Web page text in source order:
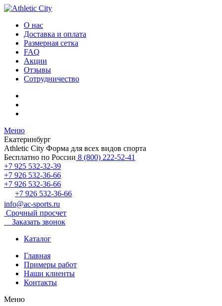
О нас
Доставка и оплата
Размерная сетка
FAQ
Акции
Отзывы
Сотрудничество
Меню
Екатеринбург
Athletic City Форма для всех видов спорта
Бесплатно по России 8 (800) 222-52-41
+7 925 532-32-39
+7 926 532-36-66
+7 926 532-36-66
+7 926 532-36-66
info@ac-sports.ru
Срочный просчет
Заказать звонок
Каталог
Главная
Примеры работ
Наши клиенты
Контакты
Меню